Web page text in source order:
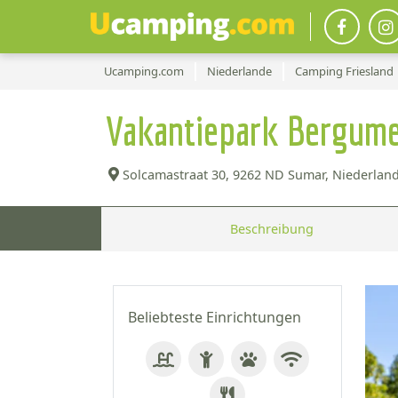
Ucamping.com Niederlande Camping Friesland
Vakantiepark
Solcamastraat 30, 9262 ND Sumar,
Beschreibung
Beliebteste Einrichtungen